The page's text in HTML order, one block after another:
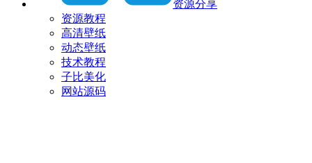
资源分享
资源教程
高清壁纸
动态壁纸
技术教程
子比美化
网站源码